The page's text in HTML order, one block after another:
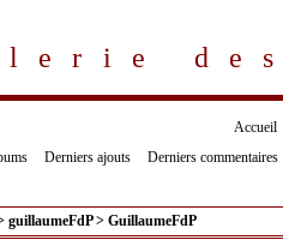
Accueil
Derniers ajouts Derniers commentaires
guillaumeFdP> GuillaumeFdP